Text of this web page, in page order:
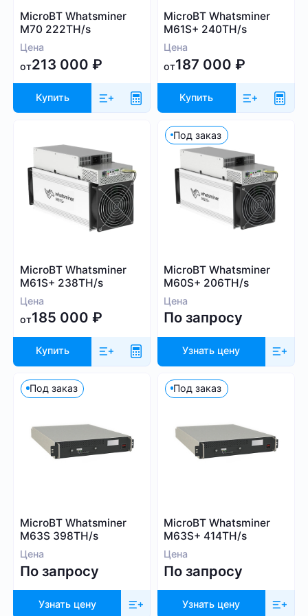
Handshake (HNS)
Monacoin (MONA)
MWC-CT31 (MWC)
Radiant (RXD)
Bitcoin SV (BSV)
Выбрать все
Canaan
Iceriver
Innosilicon
FusionSilicon
iBeLink
Ebang
Применить фильтры
MicroBT Whatsminer
M70 222TH/s
Цена
от213 000 ₽
Купить
MicroBT Whatsminer
M61S+ 240TH/s
Цена
от187 000₽
Купить
MicroBT Whatsminer
M61S+ 238TH/s
Цена
от185 000 ₽
Купить
Под заказ
MicroBT Whatsminer
M60S+ 206TH/s
Цена
По запросу
Узнать цену
Под заказ
MicroBT Whatsminer
M63S 398TH/s
Цена
По запросу
Узнать цену
Под заказ
MicroBT Whatsminer
M63S+ 414TH/s
Цена
По запросу
Узнать цену